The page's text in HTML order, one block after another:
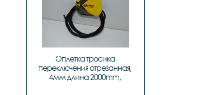
Оплетка тросика
переключения отрезанная,
4мм длина 2000mm,